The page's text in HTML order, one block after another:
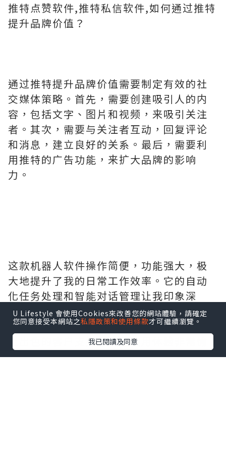
推特点赞软件,推特私信软件,如何通过推特
提升品牌价值？
通过推特提升品牌价值需要制定有效的社
交媒体策略。首先，需要创建吸引人的内
容，包括文字、图片和视频，来吸引关注
者。其次，需要与关注者互动，回复评论
和消息，建立良好的关系。最后，需要利
用推特的广告功能，来扩大品牌的影响
力。
这款机器人软件操作简便，功能强大，极
大地提升了我的日常工作效率。它的自动
化任务处理和智能对话管理让我印象深
刻。无论是设定复杂的工作流程还是简单
的信息查询，它都能迅速准确地完成。加
上出色的客户支持，使得使用体验非常愉
快，是提升生产力的得力助手。一直用的
U Lifestyle 會使用Cookies來改善您的網站體驗，請確定
您同意接受本網站之私隱政策和使用條款才可繼續瀏覽。
我已閱讀及同意